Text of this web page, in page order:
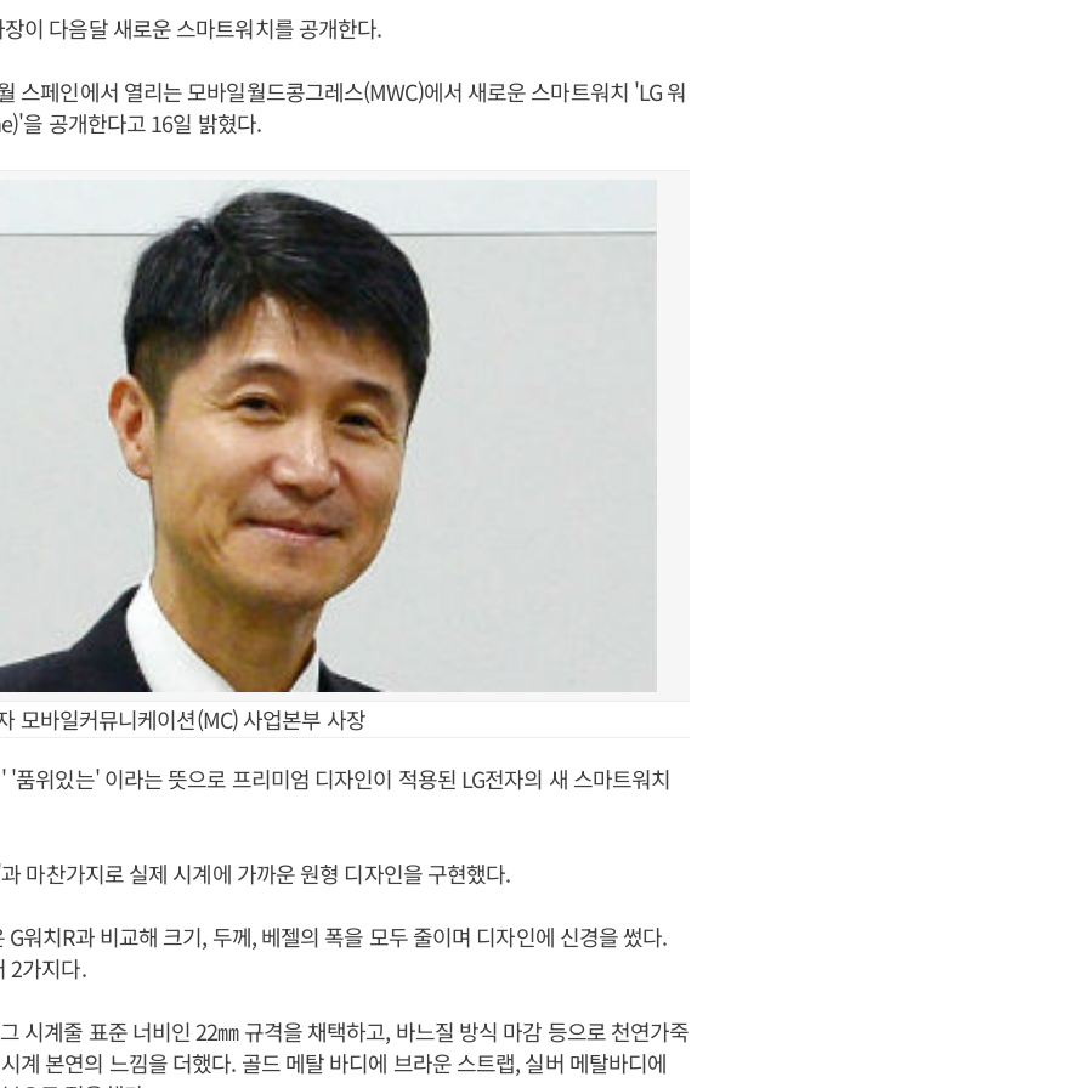
이 다음달 새로운 스마트워치를 공개한다.
스페인에서 열리는 모바일월드콩그레스(MWC)에서 새로운 스마트워치 'LG 워
을 공개한다고 16일 밝혔다.
모바일커뮤니케이션(MC) 사업본부 사장
품위있는' 이라는 뜻으로 프리미엄 디자인이 적용된 LG전자의 새 스마트워치
마찬가지로 실제 시계에 가까운 원형 디자인을 구현했다.
G워치R과 비교해 크기, 두께, 베젤의 폭을 모두 줄이며 디자인에 신경을 썼다.
2가지다.
시계줄 표준 너비인 22㎜ 규격을 채택하고, 바느질 방식 마감 등으로 천연가죽
계 본연의 느낌을 더했다. 골드 메탈 바디에 브라운 스트랩, 실버 메탈바디에